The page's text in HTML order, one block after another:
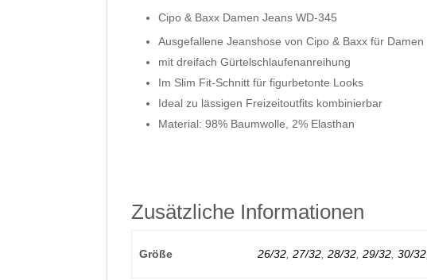
Cipo & Baxx Damen Jeans WD-345
Ausgefallene Jeanshose von Cipo & Baxx für Damen
mit dreifach Gürtelschlaufenanreihung
Im Slim Fit-Schnitt für figurbetonte Looks
Ideal zu lässigen Freizeitoutfits kombinierbar
Material: 98% Baumwolle, 2% Elasthan
Zusätzliche Informationen
Größe 26/32, 27/32, 28/32, 29/32, 30/32,